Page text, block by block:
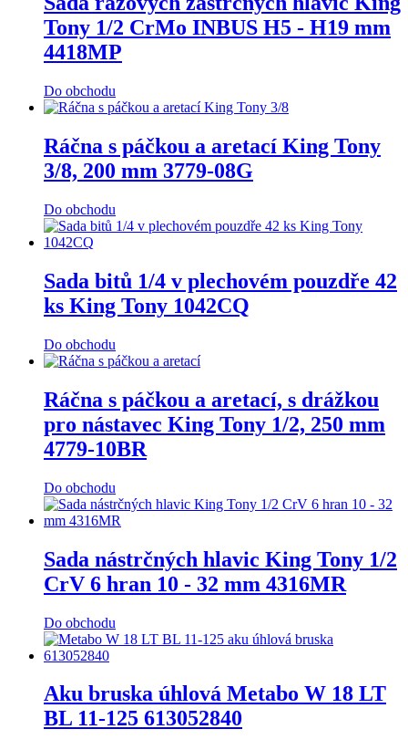
Tony 1/2 CrMo INBUS H5 - H19 mm
4418MP
Do obchodu
Ráčna s páčkou a aretací King Tony
3/8, 200 mm 3779-08G
Do obchodu
Sada bitů 1/4 v plechovém pouzdře 42
ks King Tony 1042CQ
Do obchodu
Ráčna s páčkou a aretací, s drážkou
pro nástavec King Tony 1/2, 250 mm
4779-10BR
Do obchodu
Sada nástrčných hlavic King Tony 1/2
CrV 6 hran 10 - 32 mm 4316MR
Do obchodu
Aku bruska úhlová Metabo W 18 LT
BL 11-125 613052840